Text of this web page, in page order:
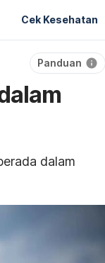
Cek Kesehatan
Panduan
dalam